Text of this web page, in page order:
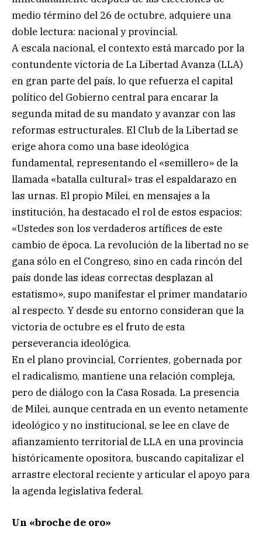
medio término del 26 de octubre, adquiere una
doble lectura: nacional y provincial.
A escala nacional, el contexto está marcado por la
contundente victoria de La Libertad Avanza (LLA)
en gran parte del país, lo que refuerza el capital
político del Gobierno central para encarar la
segunda mitad de su mandato y avanzar con las
reformas estructurales. El Club de la Libertad se
erige ahora como una base ideológica
fundamental, representando el «semillero» de la
llamada «batalla cultural» tras el espaldarazo en
las urnas. El propio Milei, en mensajes a la
institución, ha destacado el rol de estos espacios:
«Ustedes son los verdaderos artífices de este
cambio de época. La revolución de la libertad no se
gana sólo en el Congreso, sino en cada rincón del
país donde las ideas correctas desplazan al
estatismo», supo manifestar el primer mandatario
al respecto. Y desde su entorno consideran que la
victoria de octubre es el fruto de esta
perseverancia ideológica.
En el plano provincial, Corrientes, gobernada por
el radicalismo, mantiene una relación compleja,
pero de diálogo con la Casa Rosada. La presencia
de Milei, aunque centrada en un evento netamente
ideológico y no institucional, se lee en clave de
afianzamiento territorial de LLA en una provincia
históricamente opositora, buscando capitalizar el
arrastre electoral reciente y articular el apoyo para
la agenda legislativa federal.
Un «broche de oro»